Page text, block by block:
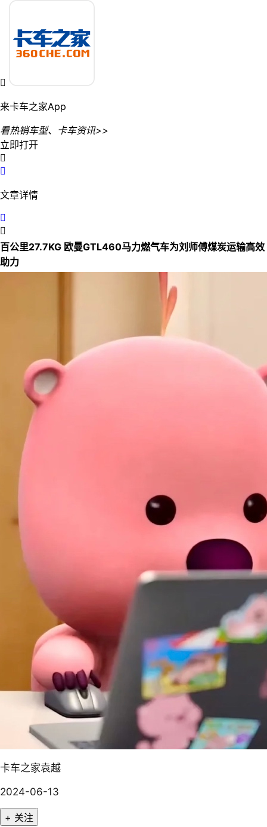

来卡车之家App
看热销车型、卡车资讯>>
立即打开


文章详情


百公里27.7KG 欧曼GTL460马力燃气车为刘师傅煤炭运输高效
助力
卡车之家袁越
2024-06-13
+ 关注